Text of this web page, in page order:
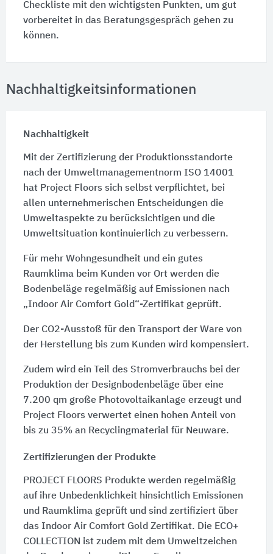
Checkliste mit den wichtigsten Punkten, um gut
vorbereitet in das Beratungsgespräch gehen zu
können.
Nachhaltigkeitsinformationen
Nachhaltigkeit
Mit der Zertifizierung der Produktionsstandorte
nach der Umweltmanagementnorm ISO 14001
hat Project Floors sich selbst verpflichtet, bei
allen unternehmerischen Entscheidungen die
Umweltaspekte zu berücksichtigen und die
Umweltsituation kontinuierlich zu verbessern.
Für mehr Wohngesundheit und ein gutes
Raumklima beim Kunden vor Ort werden die
Bodenbeläge regelmäßig auf Emissionen nach
„Indoor Air Comfort Gold“-Zertifikat geprüft.
Der CO2-Ausstoß für den Transport der Ware von
der Herstellung bis zum Kunden wird kompensiert.
Zudem wird ein Teil des Stromverbrauchs bei der
Produktion der Designbodenbeläge über eine
7.200 qm große Photovoltaikanlage erzeugt und
Project Floors verwertet einen hohen Anteil von
bis zu 35% an Recyclingmaterial für Neuware.
Zertifizierungen der Produkte
PROJECT FLOORS Produkte werden regelmäßig
auf ihre Unbedenklichkeit hinsichtlich Emissionen
und Raumklima geprüft und sind zertifiziert über
das Indoor Air Comfort Gold Zertifikat. Die ECO+
COLLECTION ist zudem mit dem Umweltzeichen